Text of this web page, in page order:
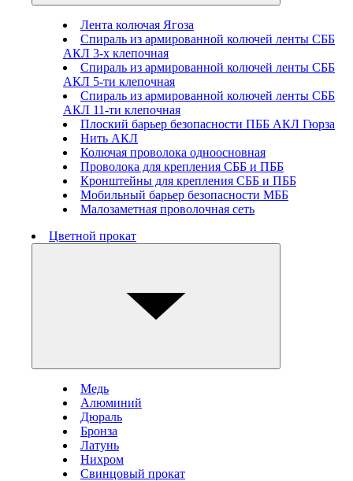
Лента колючая Ягоза
Спираль из армированной колючей ленты СББ
АКЛ 3-х клепочная
Спираль из армированной колючей ленты СББ
АКЛ 5-ти клепочная
Спираль из армированной колючей ленты СББ
АКЛ 11-ти клепочная
Плоский барьер безопасности ПББ АКЛ Гюрза
Нить АКЛ
Колючая проволока одноосновная
Проволока для крепления СББ и ПББ
Кронштейны для крепления СББ и ПББ
Мобильный барьер безопасности МББ
Малозаметная проволочная сеть
Цветной прокат
Медь
Алюминий
Дюраль
Бронза
Латунь
Нихром
Свинцовый прокат